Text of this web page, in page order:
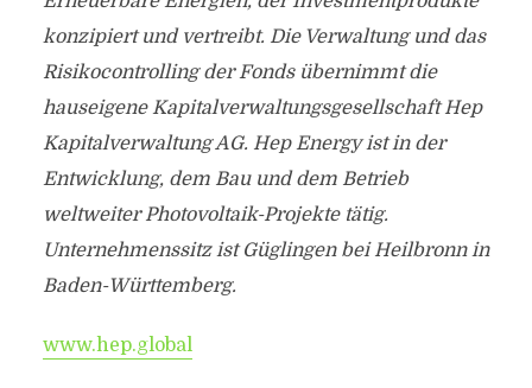
konzipiert und vertreibt. Die Verwaltung und das
Risikocontrolling der Fonds übernimmt die
hauseigene Kapitalverwaltungsgesellschaft Hep
Kapitalverwaltung AG. Hep Energy ist in der
Entwicklung, dem Bau und dem Betrieb
weltweiter Photovoltaik-Projekte tätig.
Unternehmenssitz ist Güglingen bei Heilbronn in
Baden-Württemberg.
www.hep.global